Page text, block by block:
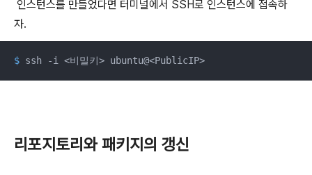
인스턴스를 만들었다면 터미널에서 SSH로 인스턴스에 접속하
자.
$ ssh -i <비밀키> ubuntu@<PublicIP>
리포지토리와 패키지의 갱신